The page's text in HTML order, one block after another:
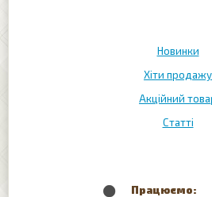
Новинки
Хіти продажу
Акційний
Статті
Працюємо: